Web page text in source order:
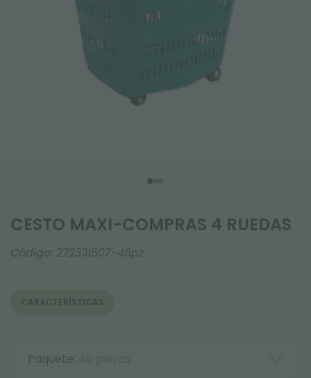
CESTO MAXI-COMPRAS 4 RUEDAS
Código: 272331507-48pz
CARACTERÍSTICAS
Paquete: 48 piezas